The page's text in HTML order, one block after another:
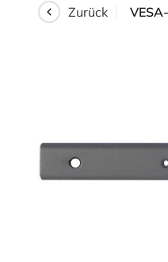
Zurück